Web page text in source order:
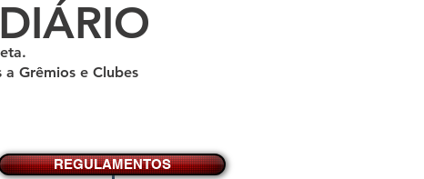
Grêmios e Clubes
REGULAMENTOS